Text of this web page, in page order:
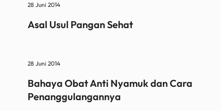
28 Juni 2014
Asal Usul Pangan Sehat
28 Juni 2014
Bahaya Obat Anti Nyamuk dan Cara
Penanggulangannya